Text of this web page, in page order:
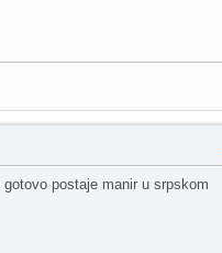
postaje manir u srpskom